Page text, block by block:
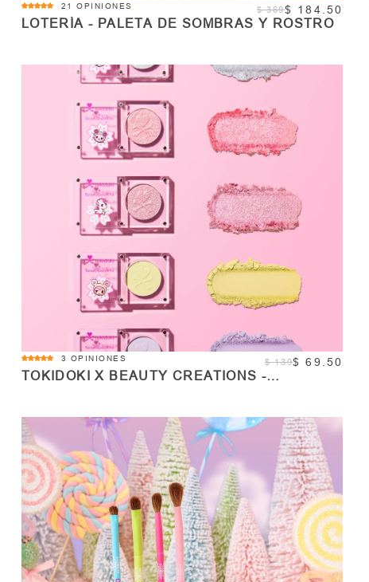
4.8
star
21 OPINIONES $ 369$ 184.50
LOTERÍA - PALETA DE SOMBRAS Y ROSTRO
Cantidad
AGOTADO
5.0
star
3 OPINIONES $ 139$ 69.50
TOKIDOKI X BEAUTY CREATIONS -
Cantidad
COMPRAR